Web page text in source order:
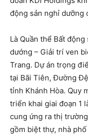
động sản nghỉ dưỡng
Là Quần thể Bất
dướng – Giải trí ven
Trang. Dự án trọng
tại Bãi Tiên, Đường
tỉnh Khánh Hòa. Quy
triển khai giai đoạn 1
cung ứng ra thị
gồm biệt thự, nhà